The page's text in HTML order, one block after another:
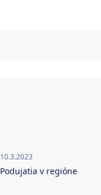
10.3.2023
Podujatia v regióne